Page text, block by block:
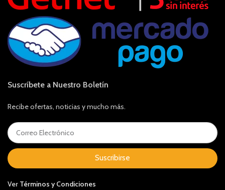
Suscríbete a Nuestro Boletín
Recibe ofertas, noticias y mucho más.
Suscribirse
Ver Términos y Condiciones